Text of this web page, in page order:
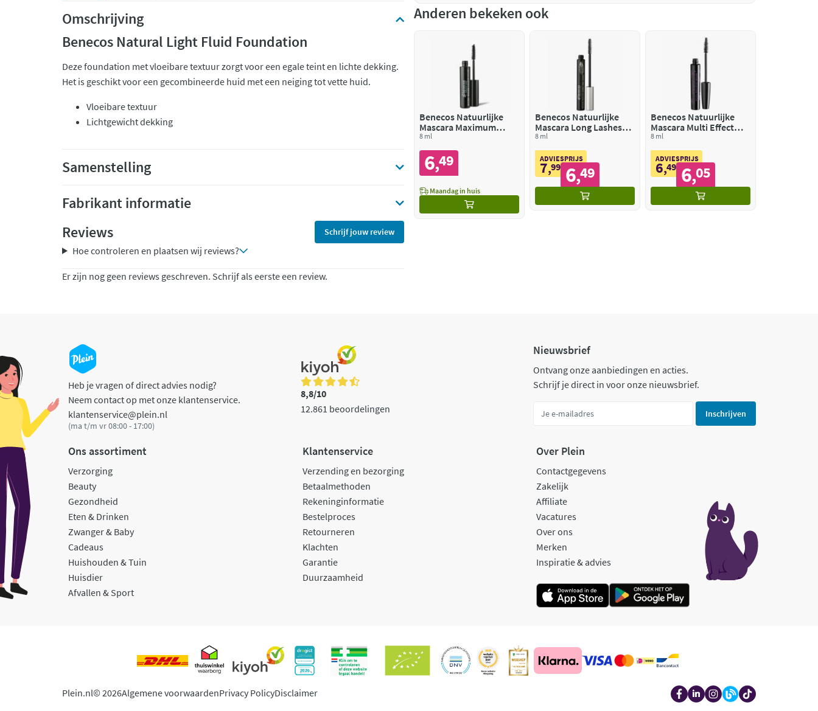
Omschrijving
Benecos Natural Light Fluid Foundation
Deze foundation met vloeibare textuur zorgt voor een egale teint en lichte dekking.
Het is geschikt voor een gecombineerde huid met een neiging tot vette huid.
Vloeibare textuur
Lichtgewicht dekking
Samenstelling
Fabrikant informatie
Reviews
Schrijf jouw review
Hoe controleren en plaatsen wij reviews?
Er zijn nog geen reviews geschreven. Schrijf als eerste een review.
Anderen bekeken ook
Benecos Natuurlijke
Mascara Maximum
Volume Deep Black
8 ml
6,49
Maandag in huis
Benecos Natuurlijke
Mascara Long Lashes
Carbon Black
8 ml
ADVIESPRIJS
7,99 6,49
Benecos Natuurlijke
Mascara Multi Effect
Just Black
8 ml
ADVIESPRIJS
6,49 6,05
Heb je vragen of direct advies nodig?
Neem contact op met onze klantenservice.
klantenservice@plein.nl
(ma t/m vr 08:00 - 17:00)
8,8/10
12.861 beoordelingen
Nieuwsbrief
Ontvang onze aanbiedingen en acties.
Schrijf je direct in voor onze nieuwsbrief.
Inschrijven
Ons assortiment
Verzorging
Beauty
Gezondheid
Eten & Drinken
Zwanger & Baby
Cadeaus
Huishouden & Tuin
Huisdier
Afvallen & Sport
Klantenservice
Verzending en bezorging
Betaalmethoden
Rekeninginformatie
Bestelproces
Retourneren
Klachten
Garantie
Duurzaamheid
Over Plein
Contactgegevens
Zakelijk
Affiliate
Vacatures
Over ons
Merken
Inspiratie & advies
Plein.nl© 2026Algemene voorwaardenPrivacy PolicyDisclaimer